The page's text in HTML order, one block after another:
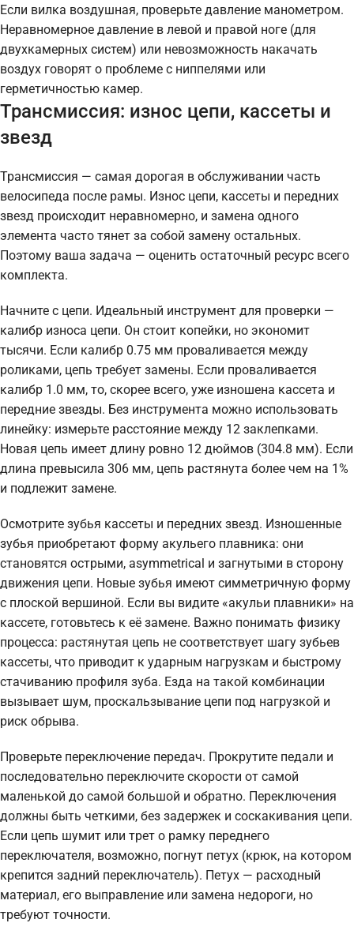
Если вилка воздушная, проверьте давление манометром.
Неравномерное давление в левой и правой ноге (для
двухкамерных систем) или невозможность накачать
воздух говорят о проблеме с ниппелями или
герметичностью камер.
Трансмиссия: износ цепи, кассеты и
звезд
Трансмиссия — самая дорогая в обслуживании часть
велосипеда после рамы. Износ цепи, кассеты и передних
звезд происходит неравномерно, и замена одного
элемента часто тянет за собой замену остальных.
Поэтому ваша задача — оценить остаточный ресурс всего
комплекта.
Начните с цепи. Идеальный инструмент для проверки —
калибр износа цепи. Он стоит копейки, но экономит
тысячи. Если калибр 0.75 мм проваливается между
роликами, цепь требует замены. Если проваливается
калибр 1.0 мм, то, скорее всего, уже изношена кассета и
передние звезды. Без инструмента можно использовать
линейку: измерьте расстояние между 12 заклепками.
Новая цепь имеет длину ровно 12 дюймов (304.8 мм). Если
длина превысила 306 мм, цепь растянута более чем на 1%
и подлежит замене.
Осмотрите зубья кассеты и передних звезд. Изношенные
зубья приобретают форму акульего плавника: они
становятся острыми, asymmetrical и загнутыми в сторону
движения цепи. Новые зубья имеют симметричную форму
с плоской вершиной. Если вы видите «акульи плавники» на
кассете, готовьтесь к её замене. Важно понимать физику
процесса: растянутая цепь не соответствует шагу зубьев
кассеты, что приводит к ударным нагрузкам и быстрому
стачиванию профиля зуба. Езда на такой комбинации
вызывает шум, проскальзывание цепи под нагрузкой и
риск обрыва.
Проверьте переключение передач. Прокрутите педали и
последовательно переключите скорости от самой
маленькой до самой большой и обратно. Переключения
должны быть четкими, без задержек и соскакивания цепи.
Если цепь шумит или трет о рамку переднего
переключателя, возможно, погнут петух (крюк, на котором
крепится задний переключатель). Петух — расходный
материал, его выправление или замена недороги, но
требуют точности.